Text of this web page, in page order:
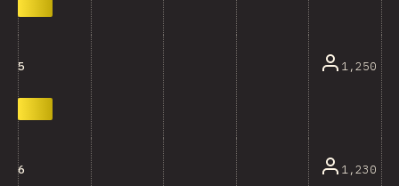
5 1,250
6 1,230